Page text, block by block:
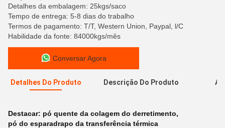
Detalhes da embalagem: 25kgs/saco
Tempo de entrega: 5-8 dias do trabalho
Termos de pagamento: T/T, Western Union, Paypal, l/C
Habilidade da fonte: 84000kgs/mês
Conversar Agora
Detalhes Do Produto Descrição Do Produto
Destacar: pó quente da colagem do derretimento,
pó do esparadrapo da transferência térmica